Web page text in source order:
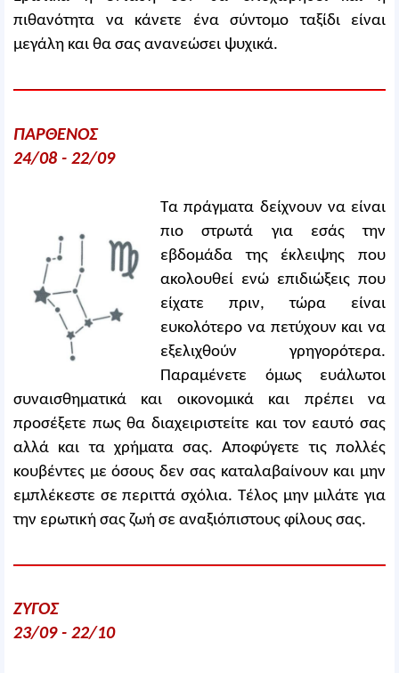
πιθανότητα να κάνετε ένα σύντομο ταξίδι είναι
μεγάλη και θα σας ανανεώσει ψυχικά.
ΠΑΡΘΕΝΟΣ
24/08 - 22/09
Τα πράγματα δείχνουν να είναι
πιο στρωτά για εσάς την
εβδομάδα της έκλειψης που
ακολουθεί ενώ επιδιώξεις που
είχατε πριν, τώρα είναι
ευκολότερο να πετύχουν και να
εξελιχθούν γρηγορότερα.
Παραμένετε όμως ευάλωτοι
συναισθηματικά και οικονομικά και πρέπει να
προσέξετε πως θα διαχειριστείτε και τον εαυτό σας
αλλά και τα χρήματα σας. Αποφύγετε τις πολλές
κουβέντες με όσους δεν σας καταλαβαίνουν και μην
εμπλέκεστε σε περιττά σχόλια. Τέλος μην μιλάτε για
την ερωτική σας ζωή σε αναξιόπιστους φίλους σας.
ΖΥΓΟΣ
23/09 - 22/10